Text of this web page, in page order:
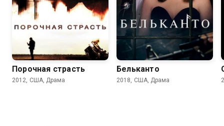
6.7
Порочная страсть
2012, США, Драма
6.7 5.5
Бельканто
2018, США, Драма